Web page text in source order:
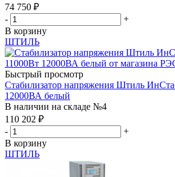
74 750 ₽
-
+
В корзину
ШТИЛЬ
Быстрый просмотр
Стабилизатор напряжения Штиль
12000ВА белый
В наличии на складе №4
110 202 ₽
-
+
В корзину
ШТИЛЬ